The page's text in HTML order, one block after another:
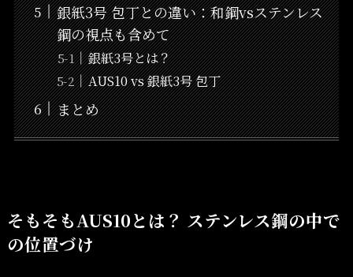
銀紙3号 包丁との違い：和鋼vsステンレス
鋼の視点も含めて
銀紙3号とは？
AUS10 vs 銀紙3号 包丁
まとめ
そもそもAUS10とは？ ステンレス鋼の中で
の位置づけ